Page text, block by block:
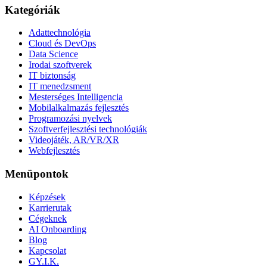
Kategóriák
Adattechnológia
Cloud és DevOps
Data Science
Irodai szoftverek
IT biztonság
IT menedzsment
Mesterséges Intelligencia
Mobilalkalmazás fejlesztés
Programozási nyelvek
Szoftverfejlesztési technológiák
Videojáték, AR/VR/XR
Webfejlesztés
Menüpontok
Képzések
Karrierutak
Cégeknek
AI Onboarding
Blog
Kapcsolat
GY.I.K.